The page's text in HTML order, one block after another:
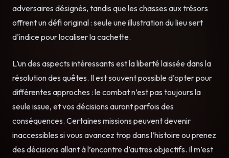
adversaires désignés, tandis que les chasses aux trésors
offrent un défi original : seule une illustration du lieu sert
d’indice pour localiser la cachette.
L’un des aspects intéressants est la liberté laissée dans la
résolution des quêtes. Il est souvent possible d’opter pour
différentes approches : le combat n’est pas toujours la
seule issue, et vos décisions auront parfois des
conséquences. Certaines missions peuvent devenir
inaccessibles si vous avancez trop dans l’histoire ou prenez
des décisions allant à l’encontre d’autres objectifs. Il m’est